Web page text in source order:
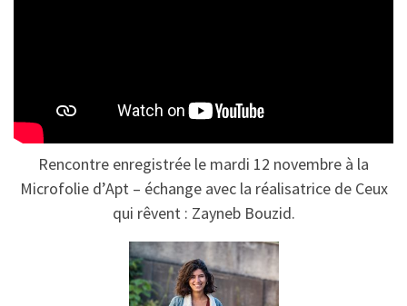
Rencontre enregistrée le mardi 12 novembre à la
Microfolie d’Apt – échange avec la réalisatrice de Ceux
qui rêvent : Zayneb Bouzid.